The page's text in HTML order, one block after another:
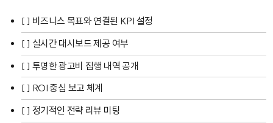
[ ] 비즈니스 목표와 연결된 KPI 설정
[ ] 실시간 대시보드 제공 여부
[ ] 투명한 광고비 집행 내역 공개
[ ] ROI 중심 보고 체계
[ ] 정기적인 전략 리뷰 미팅